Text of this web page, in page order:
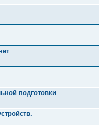
подготовки